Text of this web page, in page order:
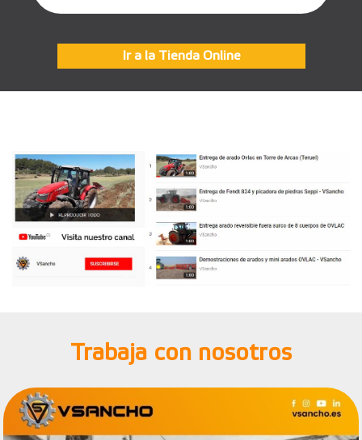
Ir a la Tienda Online
Trabaja con nosotros